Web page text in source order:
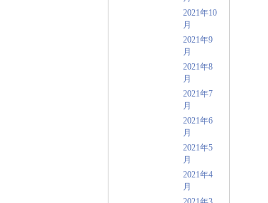
2021年10
月
2021年9
月
2021年8
月
2021年7
月
2021年6
月
2021年5
月
2021年4
月